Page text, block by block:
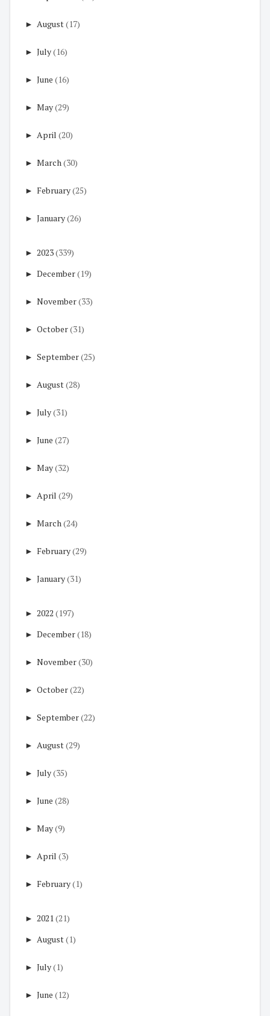
► August(17)
► July(16)
► June (16)
► May(29)
► April (20)
► March(30)
► February(25)
► January(26)
► 2023(339)
► December(19)
► November(33)
► October(31)
► September(25)
► August(28)
► July(31)
► June (27)
► May(32)
► April (29)
► March(24)
► February(29)
► January(31)
► 2022 (197)
► December(18)
► November(30)
► October(22)
► September(22)
► August(29)
► July(35)
► June (28)
► May(9)
► April (3)
► February(1)
► 2021 (21)
► August(1)
► July(1)
► June (12)